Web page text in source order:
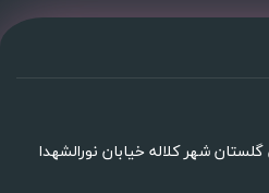
شهر کلاله خیابان نورالشهدا